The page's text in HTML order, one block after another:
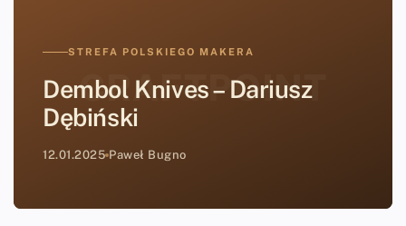
CRAFTPOINT
STREFA POLSKIEGO MAKERA
Dembol Knives – Dariusz
Dębiński
12.01.2025 Paweł Bugno